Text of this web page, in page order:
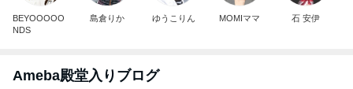
BEYOOOOO
NDS
島倉りか ゆうこりん MOMIママ 石 安伊
Ameba殿堂入りブログ